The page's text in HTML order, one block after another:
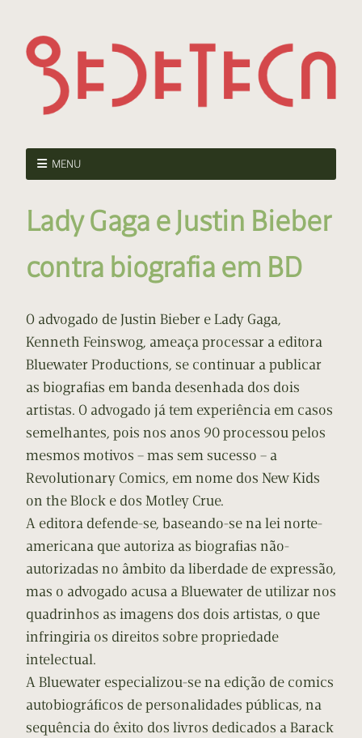
MENU
Lady Gaga e Justin Bieber
contra biografia em BD
O advogado de Justin Bieber e Lady Gaga,
Kenneth Feinswog, ameaça processar a editora
Bluewater Productions, se continuar a publicar
as biografias em banda desenhada dos dois
artistas. O advogado já tem experiência em casos
semelhantes, pois nos anos 90 processou pelos
mesmos motivos – mas sem sucesso – a
Revolutionary Comics, em nome dos New Kids
on the Block e dos Motley Crue.
A editora defende-se, baseando-se na lei norte-
americana que autoriza as biografias não-
autorizadas no âmbito da liberdade de expressão,
mas o advogado acusa a Bluewater de utilizar nos
quadrinhos as imagens dos dois artistas, o que
infringiria os direitos sobre propriedade
intelectual.
A Bluewater especializou-se na edição de comics
autobiográficos de personalidades públicas, na
sequência do êxito dos livros dedicados a Barack